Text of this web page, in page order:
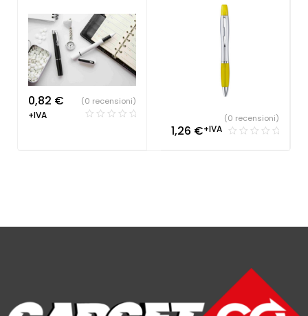
0,82 €
+IVA
(0 recensioni)
1,26 €+IVA
(0 recensioni)